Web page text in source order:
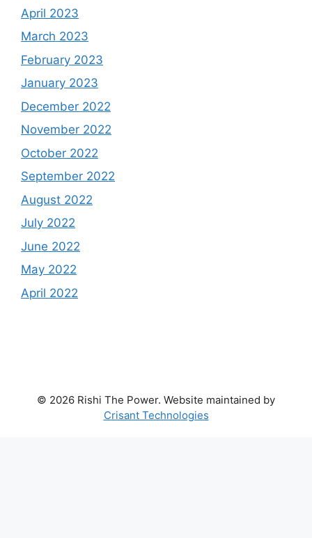
April 2023
March 2023
February 2023
January 2023
December 2022
November 2022
October 2022
September 2022
August 2022
July 2022
June 2022
May 2022
April 2022
© 2026 Rishi The Power. Website maintained by
Crisant Technologies